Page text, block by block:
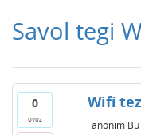
Savol tegi
0
ovoz
Wifi
anonim